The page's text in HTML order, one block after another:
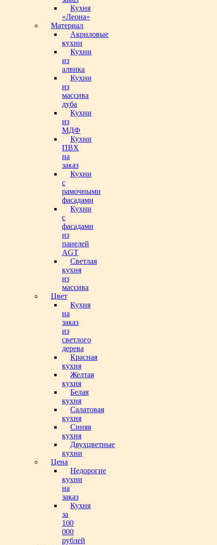
Кухня
«Леона»
Материал
Акриловые
кухни
Кухни
из
алвика
Кухни
из
массива
дуба
Кухни
из
МДФ
Кухни
ПВХ
на
заказ
Кухни
с
рамочными
фасадами
Кухни
с
фасадами
из
панелей
AGT
Светлая
кухня
из
массива
Цвет
Кухня
на
заказ
из
светлого
дерева
Красная
кухня
Желтая
кухня
Белая
кухня
Салатовая
кухня
Синяя
кухня
Двухцветные
кухни
Цена
Недорогие
кухни
на
заказ
Кухня
за
100
000
рублей